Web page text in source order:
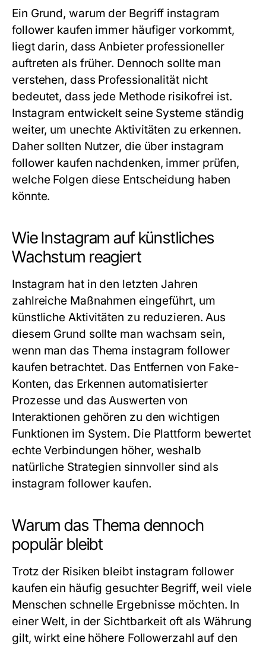
Ein Grund, warum der Begriff instagram
follower kaufen immer häufiger vorkommt,
liegt darin, dass Anbieter professioneller
auftreten als früher. Dennoch sollte man
verstehen, dass Professionalität nicht
bedeutet, dass jede Methode risikofrei ist.
Instagram entwickelt seine Systeme ständig
weiter, um unechte Aktivitäten zu erkennen.
Daher sollten Nutzer, die über instagram
follower kaufen nachdenken, immer prüfen,
welche Folgen diese Entscheidung haben
könnte.
Wie Instagram auf künstliches
Wachstum reagiert
Instagram hat in den letzten Jahren
zahlreiche Maßnahmen eingeführt, um
künstliche Aktivitäten zu reduzieren. Aus
diesem Grund sollte man wachsam sein,
wenn man das Thema instagram follower
kaufen betrachtet. Das Entfernen von Fake-
Konten, das Erkennen automatisierter
Prozesse und das Auswerten von
Interaktionen gehören zu den wichtigen
Funktionen im System. Die Plattform bewertet
echte Verbindungen höher, weshalb
natürliche Strategien sinnvoller sind als
instagram follower kaufen.
Warum das Thema dennoch
populär bleibt
Trotz der Risiken bleibt instagram follower
kaufen ein häufig gesuchter Begriff, weil viele
Menschen schnelle Ergebnisse möchten. In
einer Welt, in der Sichtbarkeit oft als Währung
gilt, wirkt eine höhere Followerzahl auf den